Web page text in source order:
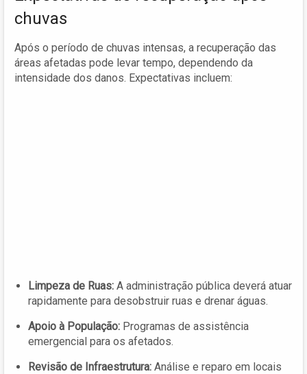
chuvas
Após o período de chuvas intensas, a recuperação das
áreas afetadas pode levar tempo, dependendo da
intensidade dos danos. Expectativas incluem:
Limpeza de Ruas: A administração pública deverá atuar
rapidamente para desobstruir ruas e drenar águas.
Apoio à População: Programas de assistência
emergencial para os afetados.
Revisão de Infraestrutura: Análise e reparo em locais